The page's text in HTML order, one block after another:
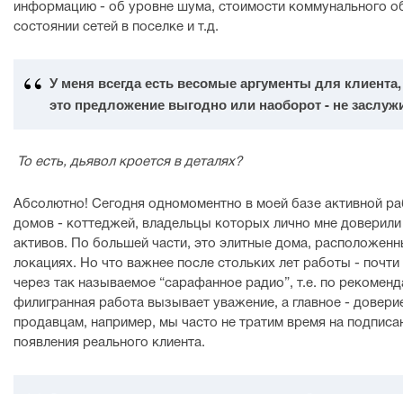
информацию - об уровне шума, стоимости коммунального
состоянии сетей в поселке и т.д.
У меня всегда есть весомые аргументы для
это предложение выгодно или наоборот - не
То есть, дьявол кроется в деталях?
Абсолютно! Сегодня одномоментно в моей базе активной
домов - коттеджей, владельцы которых лично мне
активов. По большей части, это элитные дома,
локациях. Но что важнее после стольких лет работы -
через так называемое “сарафанное радио”, т.е. по
филигранная работа вызывает уважение, а главное -
продавцам, например, мы часто не тратим время на
появления реального клиента.